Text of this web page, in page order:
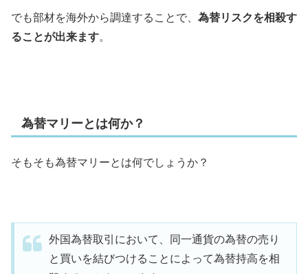
でも部材を海外から調達することで、 為替リスクを相殺す
ることが出来ます。
為替マリーとは何か？
そもそも為替マリーとは何でしょうか？
外国為替取引において、同一通貨の為替の売り
と買いを結びつけることによって為替持高を相